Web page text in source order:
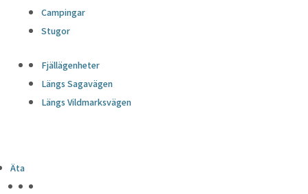
Campingar
Stugor
Fjällägenheter
Längs Sagavägen
Längs Vildmarksvägen
Äta